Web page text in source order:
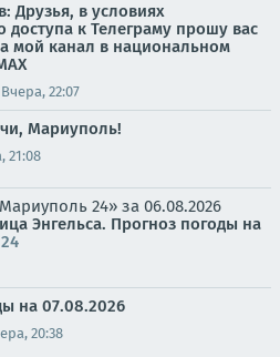
Друзья, в условиях
доступа к Телеграму прошу вас
мой канал в национальном
Вчера, 22:07
Мариуполь!
21:08
24» за 06.08.2026
Энгельса. Прогноз погоды на
на 07.08.2026
20:38